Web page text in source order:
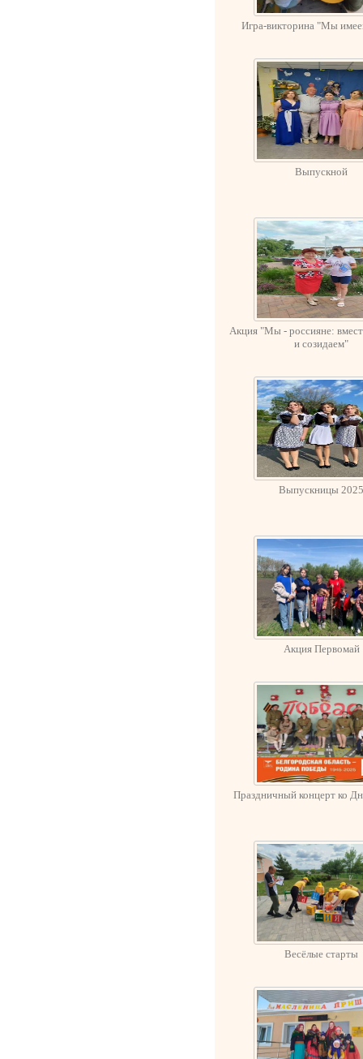
Игра-викторина "Мы
Выпускной
Акция "Мы - россияне:
и созидаем"
Выпускницы 2025
Акция Первомай
Праздничный концерт ко
Весёлые старты